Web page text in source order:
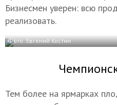
Бизнесмен уверен: всю
реализовать.
Фото: Евгений Костин
Тем более на ярмарках